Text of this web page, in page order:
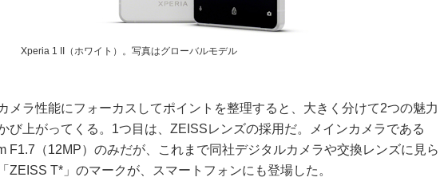
Xperia 1 II（ホワイト）。写真はグローバルモデル
メラ性能にフォーカスしてポイントを整理すると、大きく分けて2つの魅力
び上がってくる。1つ目は、ZEISSレンズの採用だ。メインカメラである
F1.7（12MP）のみだが、これまで同社デジタルカメラや交換レンズに見ら
ZEISS T*」のマークが、スマートフォンにも登場した。